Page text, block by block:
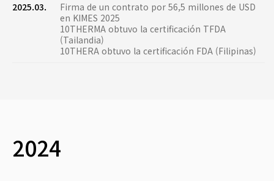
2025.03.
Firma de un contrato por 56,5 millones de USD
en KIMES 2025
10THERMA obtuvo la certificación TFDA
(Tailandia)
10THERA obtuvo la certificación FDA (Filipinas)
2024